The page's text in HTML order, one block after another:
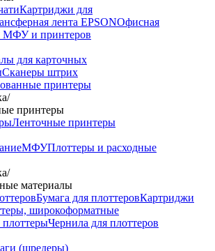
Картриджи для
лента EPSONОфисная
МФУ и принтеров
для карточных
Сканеры штрих
принтеры
/
принтеры
Ленточные принтеры
МФУПлоттеры и расходные
/
материалы
Бумага для плоттеровКартриджи
широкоформатные
Чернила для плоттеров
(шредеры)